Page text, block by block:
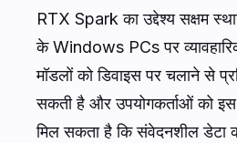
RTX Spark का उद्देश्य सक्षम
के Windows PCs पर
मॉडलों को डिवाइस पर चलाने से
सकती है और उपयोगकर्ताओं को
मिल सकता है कि संवेदनशील डेटा